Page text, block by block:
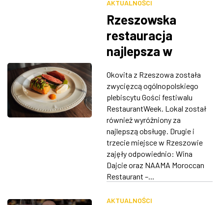
ZDJĘCIA
W RZESZOWIE
AKTUALNOŚCI
Rzeszowska
restauracja
najlepsza w
wyniki plebiscytu
Restaurant Week
Okovita z Rzeszowa została
zwycięzcą ogólnopolskiego
plebiscytu Gości festiwalu
RestaurantWeek. Lokal został
również wyróżniony za
najlepszą obsługę. Drugie i
trzecie miejsce w Rzeszowie
zajęły odpowiednio: Wina
Dajcie oraz NAAMA Moroccan
Restaurant –...
AKTUALNOŚCI